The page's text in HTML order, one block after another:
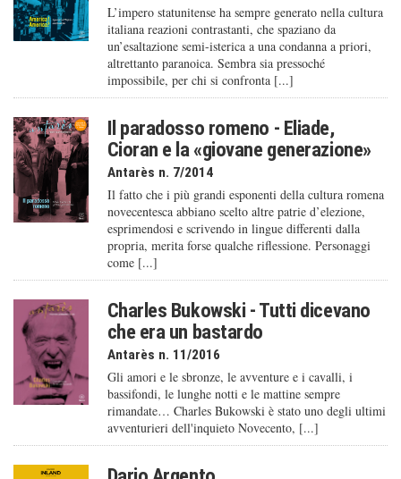
L’impero statunitense ha sempre generato nella cultura
italiana reazioni contrastanti, che spaziano da
un’esaltazione semi-isterica a una condanna a priori,
altrettanto paranoica. Sembra sia pressoché
impossibile, per chi si confronta [...]
Il paradosso romeno - Eliade,
Cioran e la «giovane generazione»
Antarès n. 7/2014
Il fatto che i più grandi esponenti della cultura romena
novecentesca abbiano scelto altre patrie d’elezione,
esprimendosi e scrivendo in lingue differenti dalla
propria, merita forse qualche riflessione. Personaggi
come [...]
Charles Bukowski - Tutti dicevano
che era un bastardo
Antarès n. 11/2016
Gli amori e le sbronze, le avventure e i cavalli, i
bassifondi, le lunghe notti e le mattine sempre
rimandate… Charles Bukowski è stato uno degli ultimi
avventurieri dell'inquieto Novecento, [...]